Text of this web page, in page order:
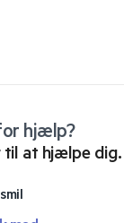
hjælp?
til at hjælpe dig.